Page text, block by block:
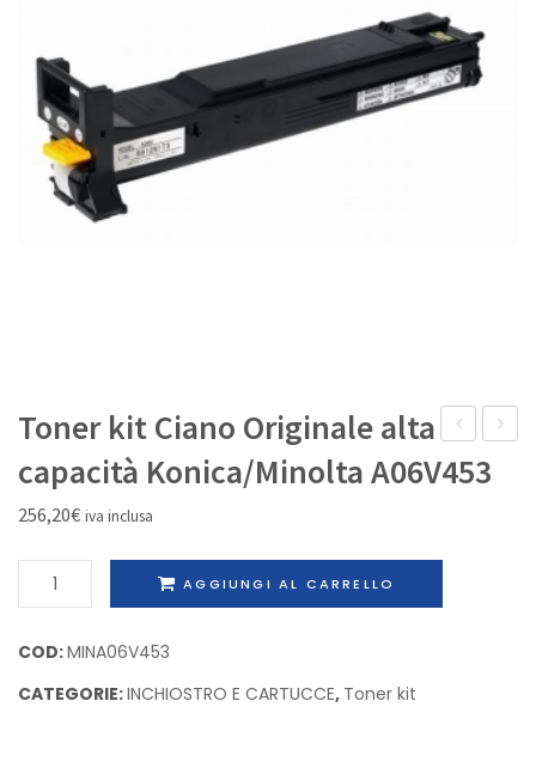
kit
Magenta
inkjet
Ciano
Toner kit Ciano Originale alta
capacità Konica/Minolta A06V453
256,20€ iva inclusa
Toner
kit
Originale
alta
AGGIUNGI AL CARRELLO
COD:MINA06V453
CATEGORIE:INCHIOSTRO E CARTUCCE, Toner kit